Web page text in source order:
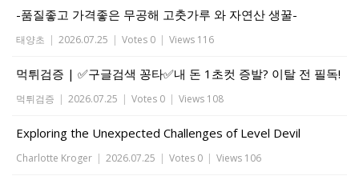
-품질좋고 가격좋은 무공해 고춧가루 와 자연산 생꿀-
태양초 | 2026.07.25 | Votes 0 | Views 116
먹튀검증 | ✅구글검색 꽁타✅내 돈 1초컷 증발? 이탈 전 필독!
먹튀검증 | 2026.07.25 | Votes 0 | Views 108
Exploring the Unexpected Challenges of Level Devil
Charlotte Kroger | 2026.07.25 | Votes 0 | Views 106